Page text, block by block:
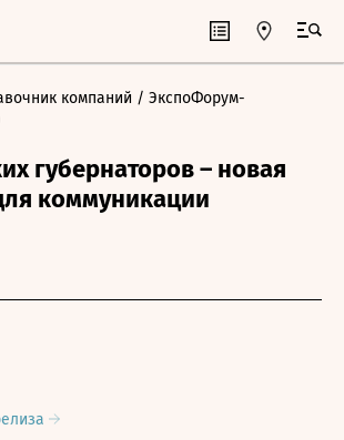
компаний / ЭкспоФорум-
губернаторов – новая
коммуникации